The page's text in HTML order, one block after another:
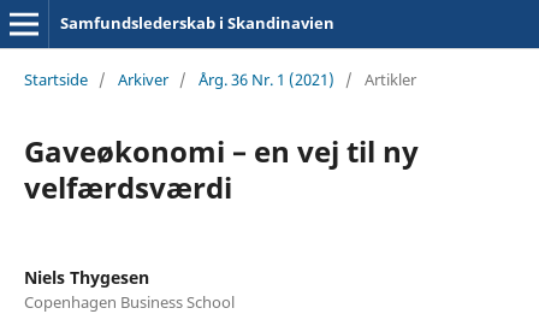
Samfundslederskab i Skandinavien
Startside / Arkiver / Årg. 36 Nr. 1 (2021) / Artikler
Gaveøkonomi – en vej til ny
velfærdsværdi
Niels Thygesen
Copenhagen Business School